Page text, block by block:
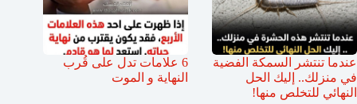
عندما تنتشر السمكة الفضية
في منزلك.. إليك الحل
النهائي للتخلص منها!
6 علامات تدل على قُرب
النهاية و الموت